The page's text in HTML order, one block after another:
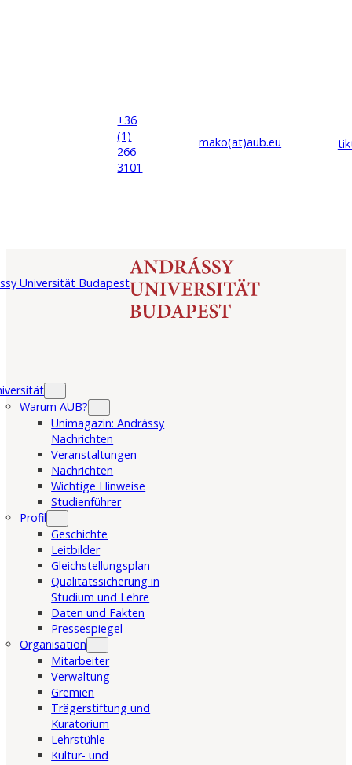
+36
(1)
266
3101
mako(at)aub.eu
Warum AUB?
Unimagazin: Andrássy
Nachrichten
Veranstaltungen
Nachrichten
Wichtige Hinweise
Studienführer
Profil
Geschichte
Leitbilder
Gleichstellungsplan
Qualitätssicherung in
Studium und Lehre
Daten und Fakten
Pressespiegel
Organisation
Mitarbeiter
Verwaltung
Gremien
Trägerstiftung und
Kuratorium
Lehrstühle
Kultur- und